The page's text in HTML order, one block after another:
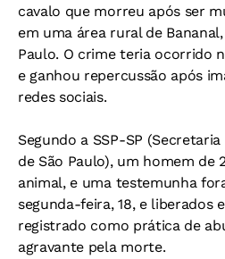
cavalo que morreu após ser
em uma área rural de
Paulo. O crime teria ocorrido
e ganhou repercussão após
redes sociais.
Segundo a SSP-SP
de São Paulo), um homem de
animal, e uma testemunha
segunda-feira, 18, e liberados
registrado como prática de
agravante pela morte.